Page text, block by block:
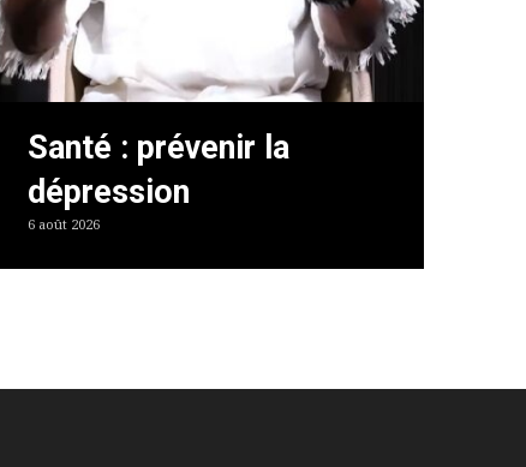
Santé : prévenir la
dépression
6 août 2026